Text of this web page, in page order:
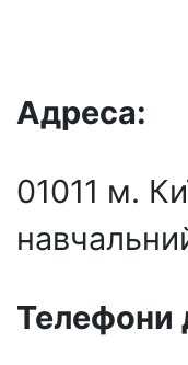
Адреса:
01011 м.
Телефони